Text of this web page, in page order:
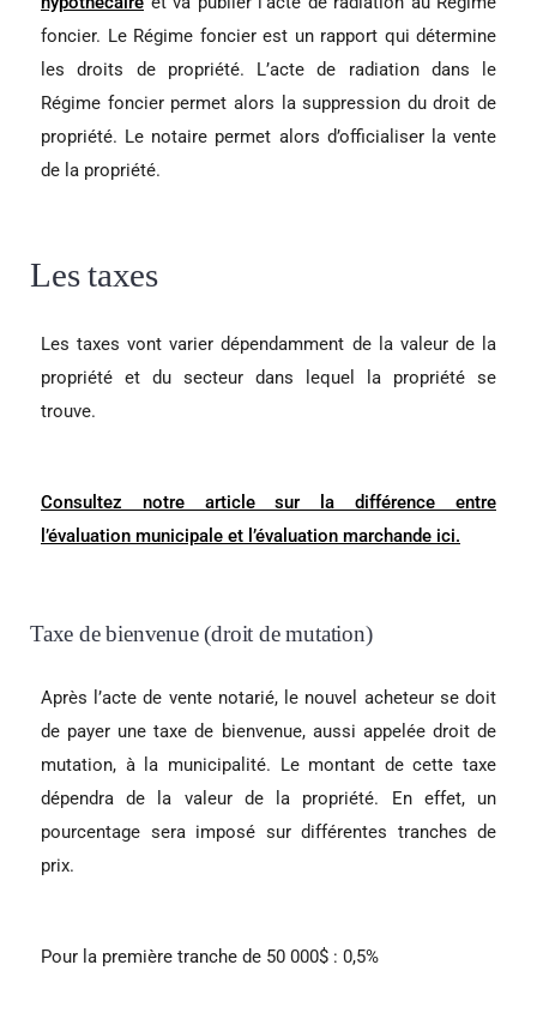
foncier. Le Régime foncier est un rapport qui détermine
les droits de propriété. L’acte de radiation dans le
Régime foncier permet alors la suppression du droit de
propriété. Le notaire permet alors d’officialiser la vente
de la propriété.
Les taxes
Les taxes vont varier dépendamment de la valeur de la
propriété et du secteur dans lequel la propriété se
trouve.
Consultez notre article sur la différence entre
l’évaluation municipale et l’évaluation marchande ici.
Taxe de bienvenue (droit de mutation)
Après l’acte de vente notarié, le nouvel acheteur se doit
de payer une taxe de bienvenue, aussi appelée droit de
mutation, à la municipalité. Le montant de cette taxe
dépendra de la valeur de la propriété. En effet, un
pourcentage sera imposé sur différentes tranches de
prix.
Pour la première tranche de 50 000$ : 0,5%